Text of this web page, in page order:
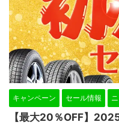
キャンペーン セール情報
【最大20％OFF】